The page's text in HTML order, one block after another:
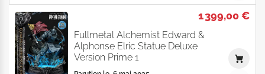
1 399,00 €
Fullmetal Alchemist Edward &
Alphonse Elric Statue Deluxe
Version Prime 1